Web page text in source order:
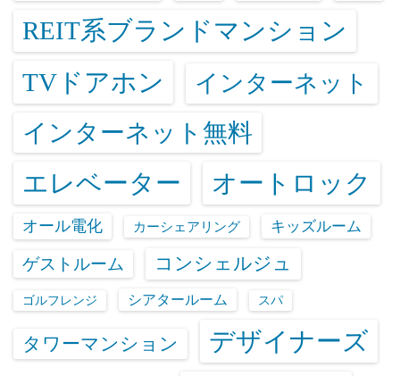
REIT系ブランドマンション
TVドアホン インターネット
インターネット無料
エレベーター オートロック
オール電化 カーシェアリング キッズルーム
ゲストルーム コンシェルジュ
ゴルフレンジ シアタールーム スパ
タワーマンション デザイナーズ